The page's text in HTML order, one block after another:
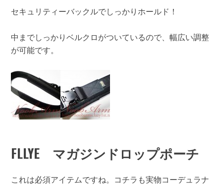
セキュリティーバックルでしっかりホールド！
中までしっかりベルクロがついているので、幅広い調整
が可能です。
FLLYE マガジンドロップポーチ
これは必須アイテムですね。コチラも実物コーデュラナ